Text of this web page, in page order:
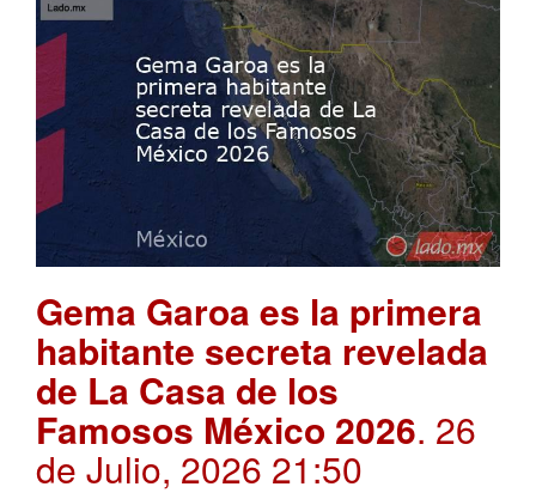
Gema Garoa es la primera
habitante secreta revelada
de La Casa de los
Famosos México 2026. 26
de Julio, 2026 21:50